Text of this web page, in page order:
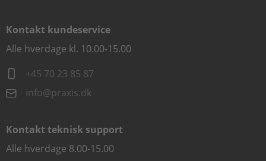
Kontakt kundeservice
Alle hverdage kl. 10.00-15.00
+45 70 23 85 87
info@praxis.dk
Kontakt teknisk support
Alle hverdage 8.00-15.00